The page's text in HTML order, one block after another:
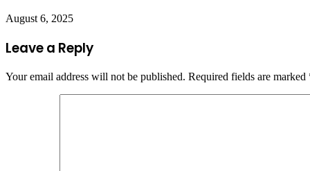
August 6, 2025
Leave a Reply
Your email address will not be published. Required fields are marked